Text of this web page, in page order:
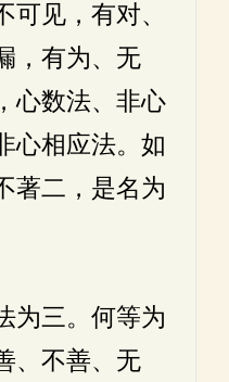
见，有对、
，有为、无
心数法、非心
心相应法。如
著二，是名为
为三。何等为
、不善、无